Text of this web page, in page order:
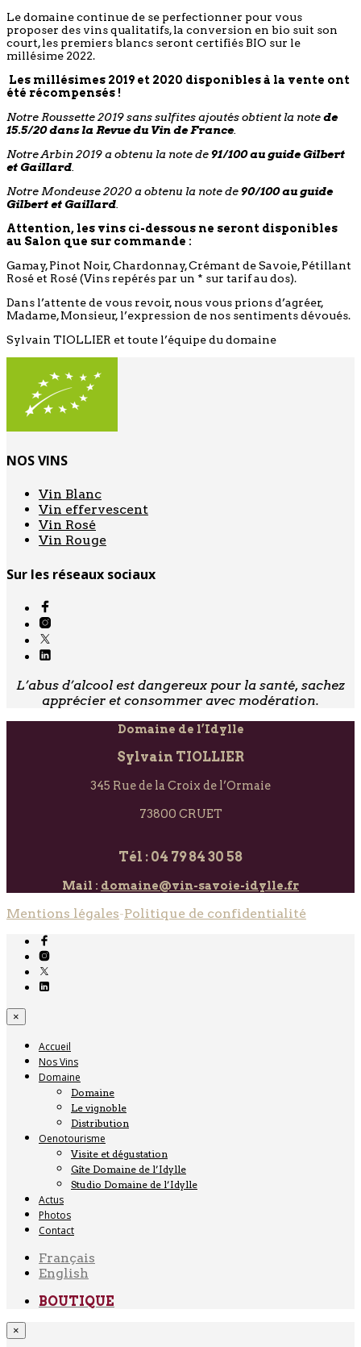
Le domaine continue de se perfectionner pour vous
proposer des vins qualitatifs, la conversion en bio suit son
court, les premiers blancs seront certifiés BIO sur le
millésime 2022.
Les millésimes 2019 et 2020 disponibles à la vente ont
été récompensés !
Notre Roussette 2019 sans sulfites ajoutés obtient la notede
15.5/20 dans la Revue du Vin de France.
Notre Arbin 2019 a obtenu la note de 91/100 au guide Gilbert
et Gaillard
Notre Mondeuse 2020 a obtenu la note de 90/100 au guide
Gilbert et Gaillard
Attention, les vins ci-dessous ne seront disponibles
au Salon que sur commande :
Gamay, Pinot Noir, Chardonnay, Crémant de Savoie, Pétillant
Rosé et Rosé (Vins repérés par un * sur tarif au dos).
Dans l’attente de vous revoir, nous vous prions d’agréer,
Madame, Monsieur, l’expression de nos sentiments dévoués.
Sylvain TIOLLIER et toute l’équipe du domaine
NOS VINS
Vin Blanc
Vin effervescent
Vin Rosé
Vin Rouge
Sur les réseaux sociaux
L’abus d’alcool est dangereux pour la santé, sachez
apprécier et consommer avec modération.
Domaine de l’Idylle
Sylvain TIOLLIER
345 Rue de la Croix de l’Ormaie
73800 CRUET
Tél : 04 79 84 30 58
Mail : domaine@vin-savoie-idylle.fr
Mentions légales-Politique de confidentialité
×
Accueil
Nos Vins
Domaine
Domaine
Le vignoble
Distribution
Oenotourisme
Visite et dégustation
Gîte Domaine de l’Idylle
Studio Domaine de l’Idylle
Actus
Photos
Contact
Français
English
BOUTIQUE
×